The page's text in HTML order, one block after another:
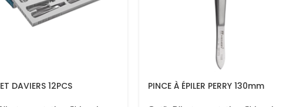
DAVIERS 12PCS PINCE À ÉPILER PERRY 130mm